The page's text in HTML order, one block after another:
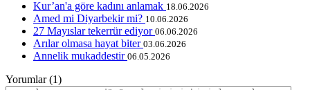
Kur’an'a göre kadını anlamak 18.06.2026
Amed mi Diyarbekir mi? 10.06.2026
27 Mayıslar tekerrür ediyor 06.06.2026
Arılar olmasa hayat biter 03.06.2026
Annelik mukaddestir 06.05.2026
Yorumlar (1)